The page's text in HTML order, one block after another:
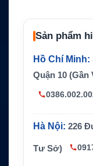
Trọng lượng
Mã pin thay thế
Sản phẩm
Hồ Chí Minh:
Quận 10 (Gần
Hà Nội: 226
Tư Sở)